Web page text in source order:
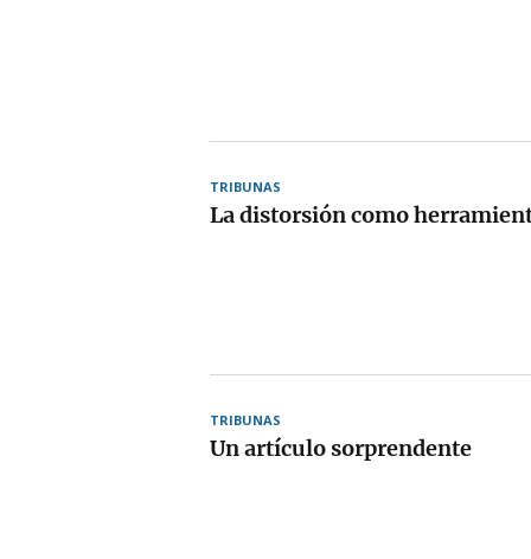
TRIBUNAS
La distorsión como
TRIBUNAS
Un artículo sorprendente